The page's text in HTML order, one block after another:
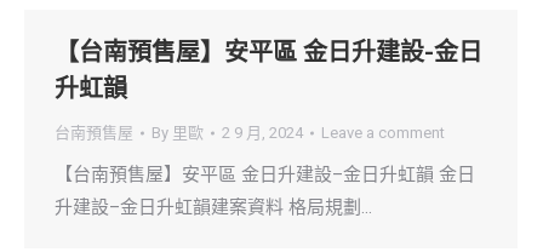
【台南預售屋】安平區 金日升建設-金日
升虹韻
台南預售屋 By 里歐 2 9 月, 2024 Leave a comment
【台南預售屋】安平區 金日升建設–金日升虹韻 金日
升建設–金日升虹韻建案資料 格局規劃…